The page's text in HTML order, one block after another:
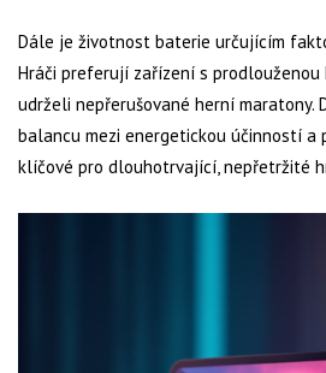
Dále je životnost baterie určujícím
Hráči preferují zařízení s prodlouženou
udrželi nepřerušované herní maratony.
balancu mezi energetickou účinností a
klíčové pro dlouhotrvající, nepřetržité